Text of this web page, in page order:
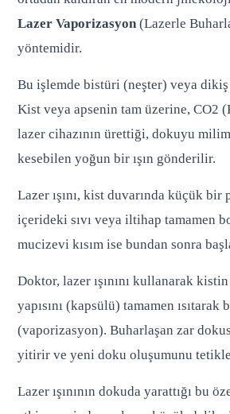
Lazer Vaporizasyon(Lazerle
yöntemidir.
Bu işlemde bistüri (neşter) veya
Kist veya apsenin tam üzerine, CO2
lazer cihazının ürettiği, dokuyu
kesebilen yoğun bir ışın gönderilir.
Lazer ışını, kist duvarında küçük bir
içerideki sıvı veya iltihap tamamen
mucizevi kısım ise bundan sonra
Doktor, lazer ışınını kullanarak
yapısını (kapsülü) tamamen ısıtarak
(vaporizasyon). Buharlaşan zar
yitirir ve yeni doku oluşumunu
Lazer ışınının dokuda yarattığı bu